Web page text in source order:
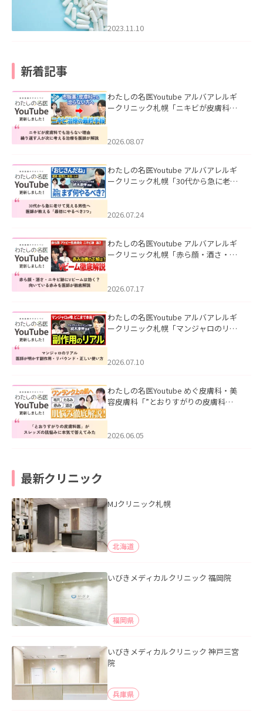
2023.11.10
新着記事
わたしの名医Youtube アルバアレルギ
ークリニック札幌「ニキビが皮膚科で
ました。
2026.08.07
わたしの名医Youtube アルバアレルギ
ークリニック札幌「30代から急に老け
た。
2026.07.24
わたしの名医Youtube アルバアレルギ
ークリニック札幌「赤ら顔・酒さ・ニ
した。
2026.07.17
わたしの名医Youtube アルバアレルギ
ークリニック札幌「マンジャロのリア
た。
2026.07.10
わたしの名医Youtube めぐ皮膚科・美
容皮膚科「”とおりすがりの皮膚科
2026.06.05
最新クリニック
MJクリニック札幌
北海道
いびきメディカルクリニック 福岡院
福岡県
いびきメディカルクリニック 神戸三宮
院
兵庫県